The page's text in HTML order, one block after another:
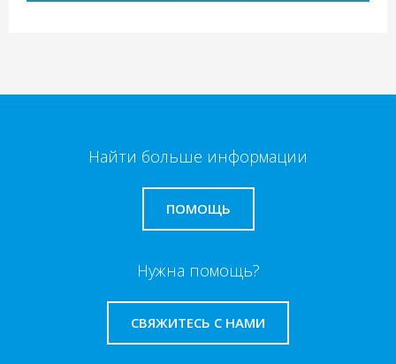
Найти больше информации
ПОМОЩЬ
Нужна помощь?
СВЯЖИТЕСЬ С НАМИ